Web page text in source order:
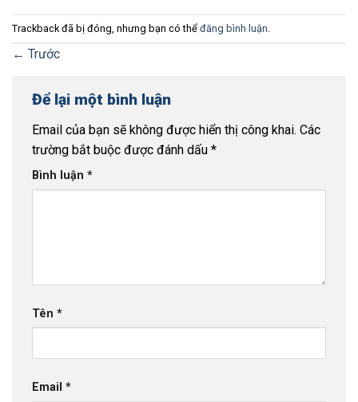
Trackback đã bị đóng, nhưng bạn có thể đăng bình luận
← Trước
Để lại một bình luận
Email của bạn sẽ không được hiển thị công khai. Các
trường bắt buộc được đánh dấu *
Bình luận *
Tên *
Email *